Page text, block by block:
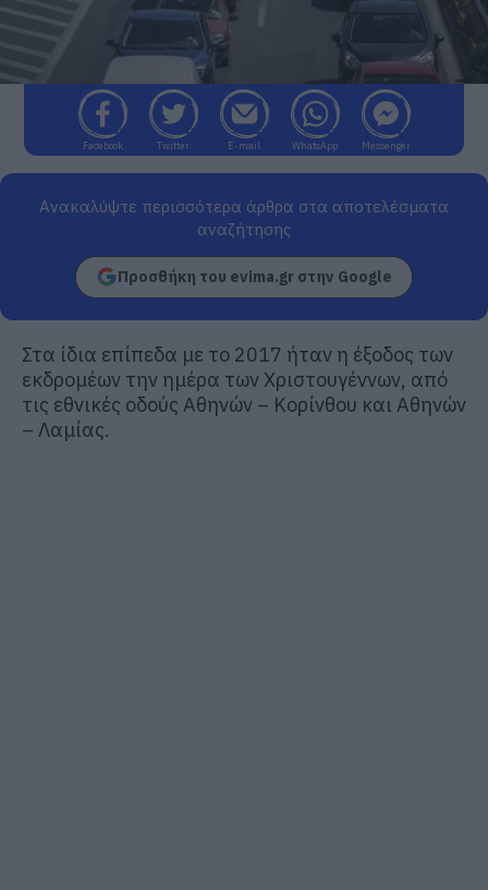
Facebook Twitter E-mail WhatsApp Messenger
Ανακαλύψτε περισσότερα άρθρα στα αποτελέσματα
αναζήτησης
Προσθήκη του evima.gr στην Google
Στα ίδια επίπεδα με το 2017 ήταν η έξοδος των
εκδρομέων την ημέρα των Χριστουγέννων, από
τις εθνικές οδούς Αθηνών – Κορίνθου και Αθηνών
– Λαμίας.